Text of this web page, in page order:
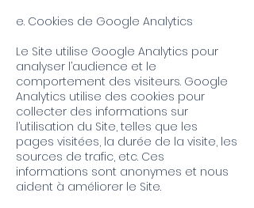
e. Cookies de Google Analytics
Le Site utilise Google Analytics pour
analyser l’audience et le
comportement des visiteurs. Google
Analytics utilise des cookies pour
collecter des informations sur
l’utilisation du Site, telles que les
pages visitées, la durée de la visite, les
sources de trafic, etc. Ces
informations sont anonymes et nous
aident à améliorer le Site.